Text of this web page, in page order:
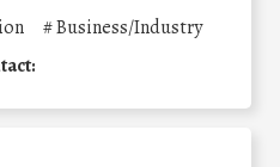
#Business/Industry